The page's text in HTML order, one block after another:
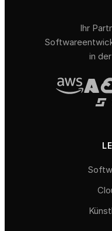
Ihr
in